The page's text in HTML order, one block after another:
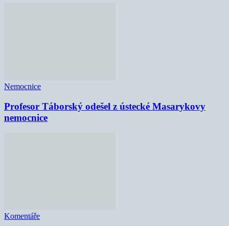
Nemocnice
Profesor Táborský odešel z ústecké Masarykovy
nemocnice
Komentáře